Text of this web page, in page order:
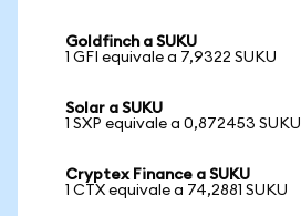
Goldfinch a SUKU
1 GFI equivale a 7,9322 SUKU
Solar a SUKU
1 SXP equivale a 0,872453 SUKU
Cryptex Finance a SUKU
1 CTX equivale a 74,2881 SUKU